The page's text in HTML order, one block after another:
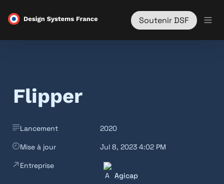
Soutenir DSF
Flipper
Lancement 2020
Mise à jour Jul 8, 2023 4:02 PM
Entreprise
Agicap